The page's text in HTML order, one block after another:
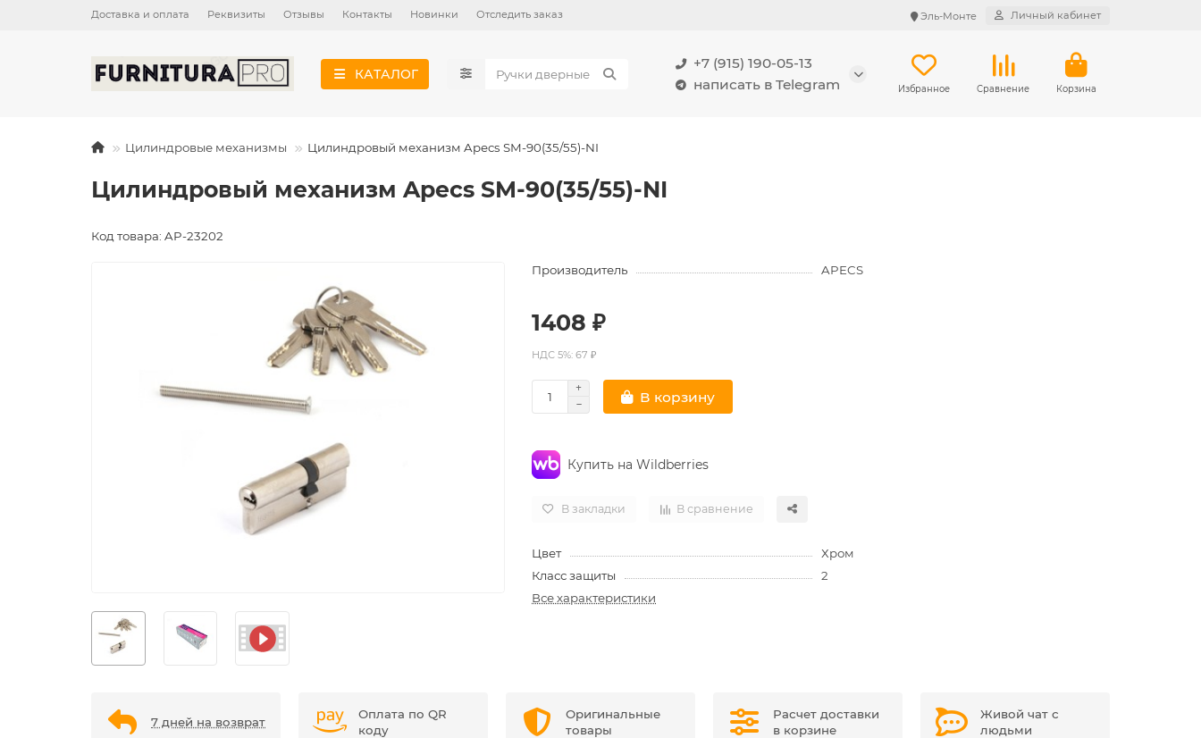
Доставка и оплата Реквизиты Отзывы Контакты Новинки Отследить заказ Эль-Монте Личный кабинет
КАТАЛОГ
+7 (915) 190-05-13
написать в Telegram
Избранное Сравнение Корзина
Цилиндровые механизмы Цилиндровый механизм Apecs SM-90(35/55)-NI
Цилиндровый механизм Apecs SM-90(35/55)-NI
Код товара: AP-23202
Производитель APECS
1408 ₽
НДС 5%: 67 ₽
В корзину
Купить на Wildberries
В закладки В сравнение
Цвет
Хром
Класс защиты
2
Все характеристики
7 дней на возврат
Оплата по QR
коду
Оригинальные
товары
Расчет доставки
в корзине
Живой чат с
людьми